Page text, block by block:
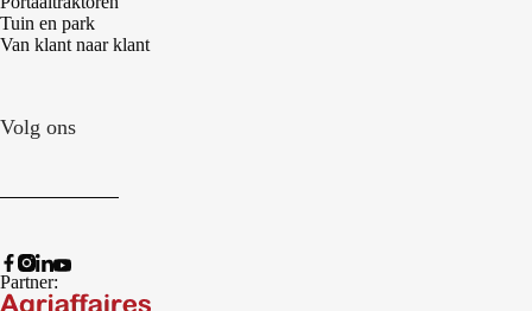
Tuin en park
Van klant naar klant
Volg ons
Partner: